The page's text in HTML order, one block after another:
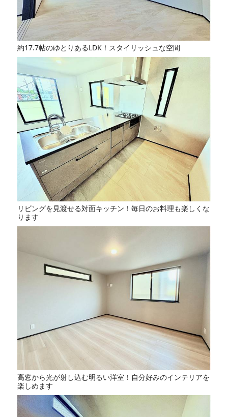
約17.7帖のゆとりあるLDK！スタイリッシュな空間
リビングを見渡せる対面キッチン！毎日のお料理も楽しくな
ります
高窓から光が射し込む明るい洋室！自分好みのインテリアを
楽しめます